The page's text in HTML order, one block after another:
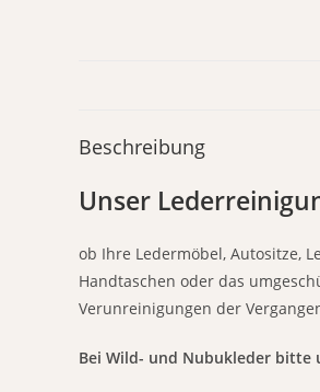
Beschreibung
Unser
ob Ihre Ledermöbel, Autositze,
Handtaschen oder das
Verunreinigungen der
Bei Wild- und Nubukleder bitte